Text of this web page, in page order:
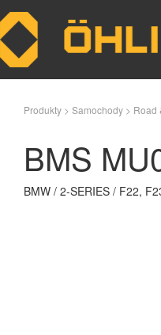
Produkty > Samochody > Road
BMS
BMW / 2-SERIES / F22,